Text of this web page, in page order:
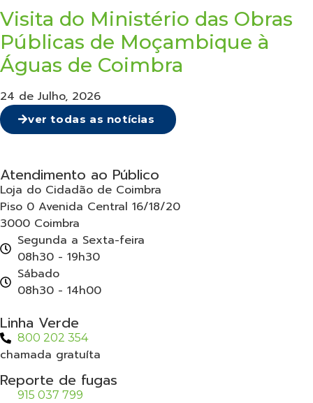
Visita do Ministério das Obras
Públicas de Moçambique à
Águas de Coimbra
24 de Julho, 2026
ver todas as notícias
Atendimento ao Público
Loja do Cidadão de Coimbra
Piso 0 Avenida Central 16/18/20
3000 Coimbra
Segunda a Sexta-feira
08h30 - 19h30
Sábado
08h30 - 14h00
Linha Verde
800 202 354
chamada gratuíta
Reporte de fugas
915 037 799